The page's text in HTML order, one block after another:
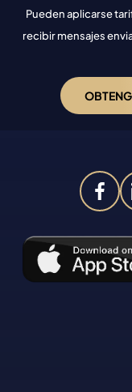
Pueden aplicarse
recibir mensajes